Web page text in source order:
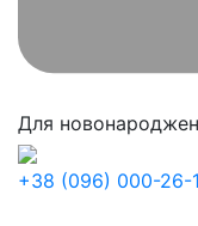
Для
+38 (096) 000-26-